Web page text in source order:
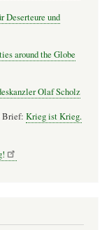
Deserteure und
around the Globe
Olaf Scholz
Brief: Krieg ist Krieg.